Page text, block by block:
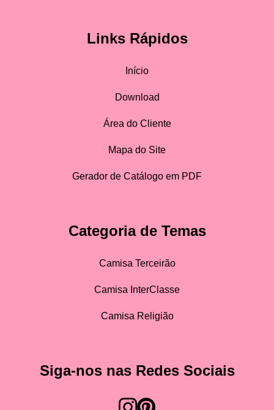
Links Rápidos
Início
Download
Área do Cliente
Mapa do Site
Gerador de Catálogo em PDF
Categoria de Temas
Camisa Terceirão
Camisa InterClasse
Camisa Religião
Siga-nos nas Redes Sociais